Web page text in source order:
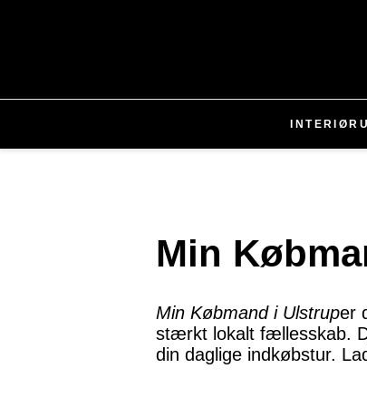
INTERIØR
Min
Min Købmand i Ulstruper
stærkt lokalt fællesskab.
din daglige indkøbstur.